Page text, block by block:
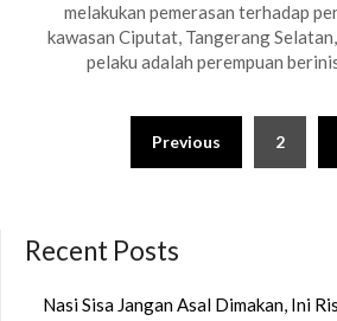
melakukan pemerasan terhadap
kawasan Ciputat, Tangerang
pelaku adalah perempuan
pagination
Previous 2
Recent Posts
Nasi Sisa Jangan Asal Dimakan, Ini